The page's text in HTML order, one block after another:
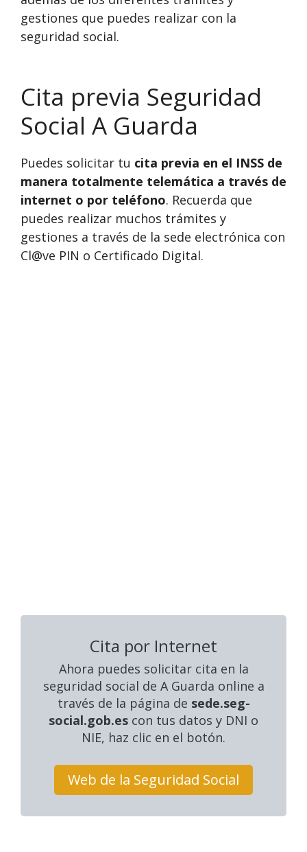
gestiones que puedes realizar con la
seguridad social.
Cita previa Seguridad
Social A Guarda
Puedes solicitar tu cita previa en el INSS de
manera totalmente telemática a través de
internet o por teléfono. Recuerda que
puedes realizar muchos trámites y
gestiones a través de la sede electrónica con
Cl@ve PIN o Certificado Digital.
Cita por Internet
Ahora puedes solicitar cita en la
seguridad social de A Guarda online a
través de la página de sede.seg-
social.gob.es con tus datos y DNI o
NIE, haz clic en el botón.
Web de la Seguridad Social